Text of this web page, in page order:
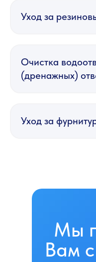
Уход за
Очистка
(дренажных)
Уход за
Мы
Вам